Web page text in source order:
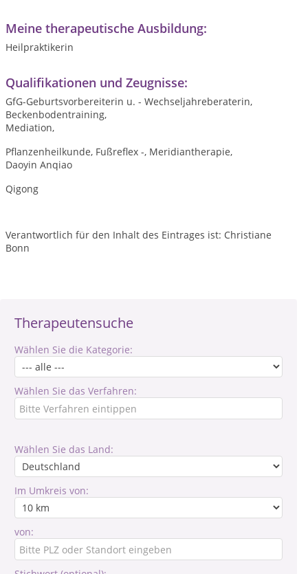
Therapeutensuche
Wählen Sie die Kategorie:
Wählen Sie das Verfahren:
Wählen Sie das Land:
Im Umkreis von:
von:
Meine therapeutische Ausbildung:
Heilpraktikerin
Qualifikationen und Zeugnisse:
GfG-Geburtsvorbereiterin u. - Wechseljahreberaterin,
Beckenbodentraining,
Mediation,
Pflanzenheilkunde, Fußreflex -, Meridiantherapie,
Daoyin Anqiao
Qigong
Verantwortlich für den Inhalt des Eintrages ist: Christiane
Bonn